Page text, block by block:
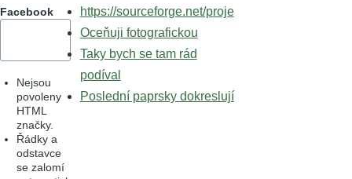
Facebook
Nejsou
povoleny
HTML
značky.
Řádky a
odstavce
se zalomí
https://sourceforge.net/proje
Oceňuji fotografickou
Taky bych se tam rád
podíval
Poslední paprsky dokreslují